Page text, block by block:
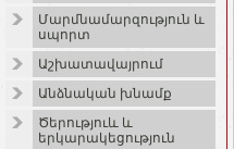
Մարմնամարզություն և
սպորտ
Աշխատավայրում
Անձնական խնամք
Ծերություև և
երկարակեցություն